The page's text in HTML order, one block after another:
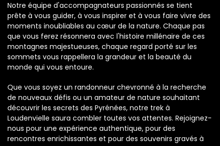
Notre équipe d'accompagnateurs passionnés se tient
prête à vous guider, à vous inspirer et à vous faire vivre des
moments inoubliables au cœur de la nature. Chaque pas
que vous ferez résonnera avec l'histoire millénaire de ces
montagnes majestueuses, chaque regard porté sur les
sommets vous rappellera la grandeur et la beauté du
monde qui vous entoure.
Que vous soyez un randonneur chevronné à la recherche
de nouveaux défis ou un amateur de nature souhaitant
découvrir les secrets des Pyrénées, notre trek à
Loudenvielle saura combler toutes vos attentes. Rejoignez-
nous pour une expérience authentique, pour des
rencontres enrichissantes et pour des souvenirs gravés à